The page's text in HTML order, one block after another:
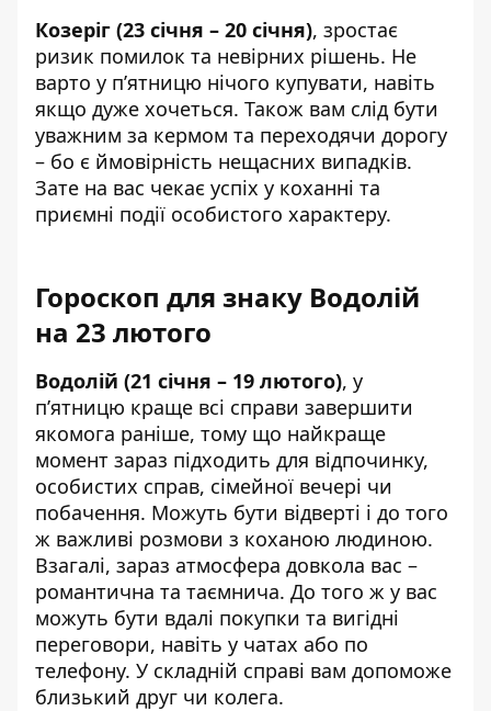
Козеріг (23 січня – 20 січня), зростає
ризик помилок та невірних рішень. Не
варто у п’ятницю нічого купувати, навіть
якщо дуже хочеться. Також вам слід бути
уважним за кермом та переходячи дорогу
– бо є ймовірність нещасних випадків.
Зате на вас чекає успіх у коханні та
приємні події особистого характеру.
Гороскоп для знаку Водолій
на 23 лютого
Водолій (21 січня – 19 лютого), у
п’ятницю краще всі справи завершити
якомога раніше, тому що найкраще
момент зараз підходить для відпочинку,
особистих справ, сімейної вечері чи
побачення. Можуть бути відверті і до того
ж важливі розмови з коханою людиною.
Взагалі, зараз атмосфера довкола вас –
романтична та таємнича. До того ж у вас
можуть бути вдалі покупки та вигідні
переговори, навіть у чатах або по
телефону. У складній справі вам допоможе
близький друг чи колега.